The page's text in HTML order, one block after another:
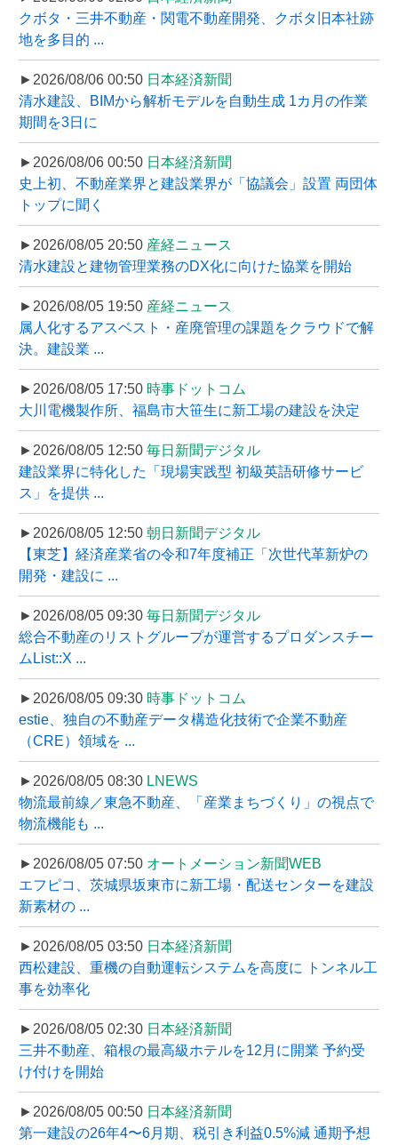
クボタ・三井不動産・関電不動産開発、クボタ旧本社跡
地を多目的 ...
►2026/08/06 00:50 日本経済新聞
清水建設、BIMから解析モデルを自動生成 1カ月の作業
期間を3日に
►2026/08/06 00:50 日本経済新聞
史上初、不動産業界と建設業界が「協議会」設置 両団体
トップに聞く
►2026/08/05 20:50 産経ニュース
清水建設と建物管理業務のDX化に向けた協業を開始
►2026/08/05 19:50 産経ニュース
属人化するアスベスト・産廃管理の課題をクラウドで解
決。建設業 ...
►2026/08/05 17:50 時事ドットコム
大川電機製作所、福島市大笹生に新工場の建設を決定
►2026/08/05 12:50 毎日新聞デジタル
建設業界に特化した「現場実践型 初級英語研修サービ
ス」を提供 ...
►2026/08/05 12:50 朝日新聞デジタル
【東芝】経済産業省の令和7年度補正「次世代革新炉の
開発・建設に ...
►2026/08/05 09:30 毎日新聞デジタル
総合不動産のリストグループが運営するプロダンスチー
ムList::X ...
►2026/08/05 09:30 時事ドットコム
estie、独自の不動産データ構造化技術で企業不動産
（CRE）領域を ...
►2026/08/05 08:30 LNEWS
物流最前線／東急不動産、「産業まちづくり」の視点で
物流機能も ...
►2026/08/05 07:50 オートメーション新聞WEB
エフピコ、茨城県坂東市に新工場・配送センターを建設
新素材の ...
►2026/08/05 03:50 日本経済新聞
西松建設、重機の自動運転システムを高度に トンネル工
事を効率化
►2026/08/05 02:30 日本経済新聞
三井不動産、箱根の最高級ホテルを12月に開業 予約受
け付けを開始
►2026/08/05 00:50 日本経済新聞
第一建設の26年4〜6月期、税引き利益0.5%減 通期予想